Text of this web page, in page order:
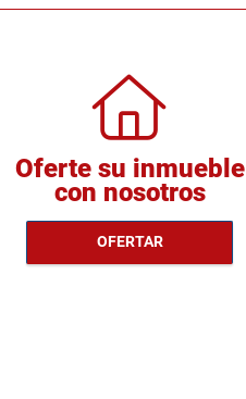
Oferte su inmueble
con nosotros
OFERTAR